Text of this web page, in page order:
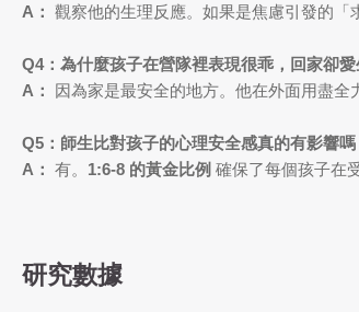
A： 觀察他的生理反應。如果是焦慮引發的「
Q4：為什麼孩子在營隊裡表現很乖，回家卻愛
A：
因為家是最安全的地方。他在外面用盡全
Q5：師生比對孩子的心理安全感真的有影響嗎
A： 有。 1:6-8 的黃金比例 確保了每個孩子在
研究數據